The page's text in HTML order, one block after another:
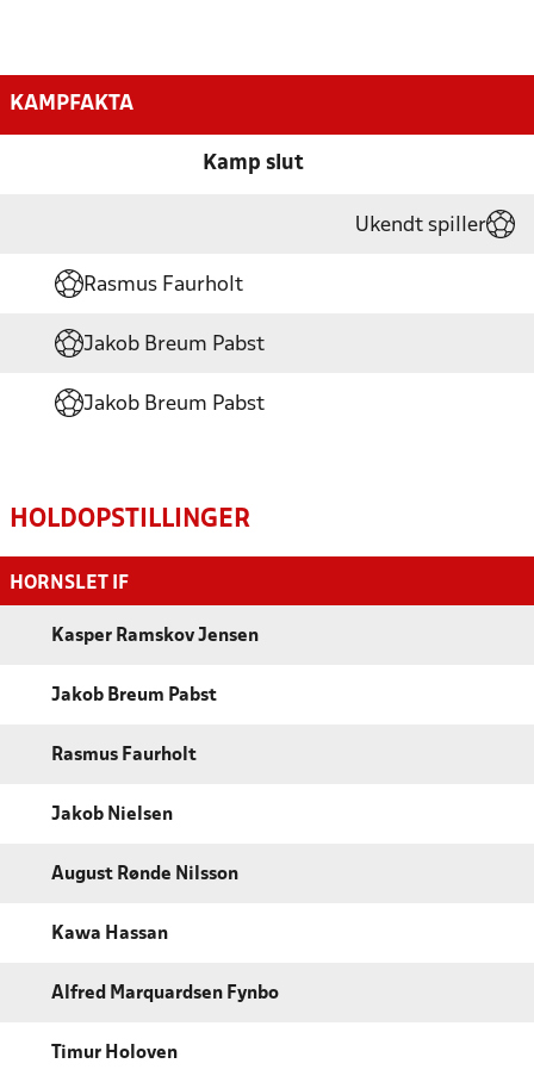
KAMPFAKTA
Kamp slut
Ukendt spiller
Rasmus Faurholt
Jakob Breum Pabst
Jakob Breum Pabst
HOLDOPSTILLINGER
HORNSLET IF
Kasper Ramskov Jensen
Jakob Breum Pabst
Rasmus Faurholt
Jakob Nielsen
August Rønde Nilsson
Kawa Hassan
Alfred Marquardsen Fynbo
Timur Holoven